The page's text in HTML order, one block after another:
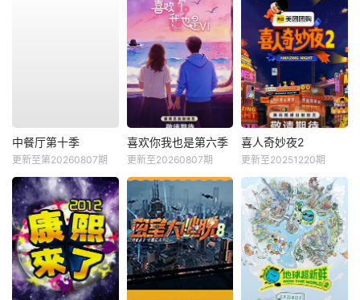
中餐厅第十季
更新至第20260807期
喜欢你我也是第六季
更新至20260807期
喜人奇妙夜2
更新至20251220期